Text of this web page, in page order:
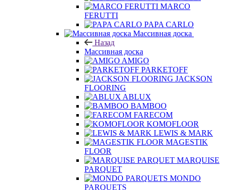
MARCO
FERUTTI
PAPA CARLO
Массивная доска
Назад
Массивная доска
AMIGO
PARKETOFF
JACKSON
FLOORING
ABLUX
BAMBOO
FARECOM
KOMOFLOOR
LEWIS & MARK
MAGESTIK
FLOOR
MARQUISE
PARQUET
MONDO
PARQUETS